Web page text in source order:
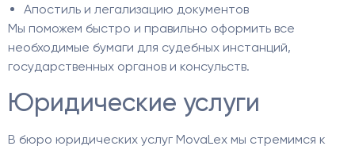
Апостиль и легализацию документов
Мы поможем быстро и правильно оформить все
необходимые бумаги для судебных инстанций,
государственных органов и консульств.
Юридические услуги
В бюро юридических услуг MovaLex мы стремимся к